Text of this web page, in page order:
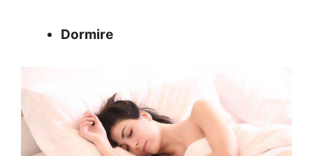
Dormire